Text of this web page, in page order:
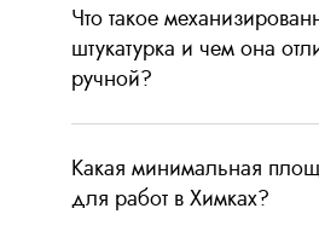
Что такое
штукатурка и чем она
ручной?
Какая минимальная
для работ в Химках?